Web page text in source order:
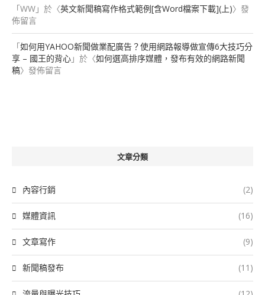
「WW 」於〈英文新聞稿寫作格式範例[含Word檔案下載](上)〉發
佈留言
「如何用YAHOO新聞做業配廣告？使用網路報導做宣傳6大技巧分
享 – 國王的背心 」於〈如何選高排序媒體，發布有效的網路新聞
稿〉發佈留言
文章分類
內容行銷 (2)
媒體資訊 (16)
文章寫作 (9)
新聞稿發布 (11)